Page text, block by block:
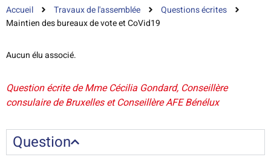
Accueil Travaux de l'assemblée
Questions écrites
Maintien des bureaux de vote et CoVid19
Aucun élu associé.
Question écrite de Mme Cécilia Gondard, Conseillère
consulaire de Bruxelles et Conseillère AFE Bénélux
Question